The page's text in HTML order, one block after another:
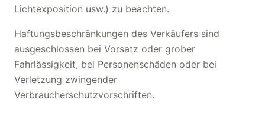
Lichtexposition usw.) zu beachten.
Haftungsbeschränkungen des Verkäufers sind
ausgeschlossen bei Vorsatz oder grober
Fahrlässigkeit, bei Personenschäden oder bei
Verletzung zwingender
Verbraucherschutzvorschriften.